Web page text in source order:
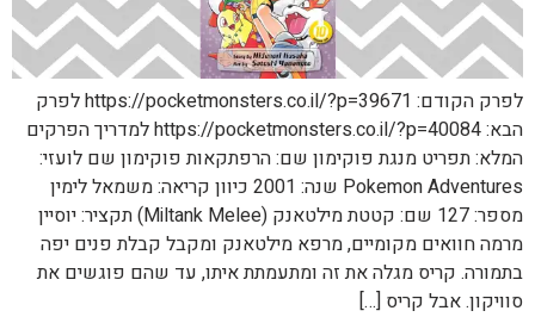
לפרק הקודם: https://pocketmonsters.co.il/?p=39671 לפרק
הבא: https://pocketmonsters.co.il/?p=40084 למדריך הפרקים
המלא: תפריט מנגת פוקימון שם: הרפתקאות פוקימון שם לועזי:
Pokemon Adventures שנה: 2001 כיוון קריאה: משמאל לימין
מספר: 127 שם: קטטת מילטאנק (Miltank Melee) תקציר: יוסיין
מרמה חוואים מקומיים, מרפא מילטאנק ומקבל קבלת פנים יפה
בתמורה. קריס מגלה את זה ומתעמתת איתו, עד שהם פוגשים את
סוויקון. אבל קריס […]